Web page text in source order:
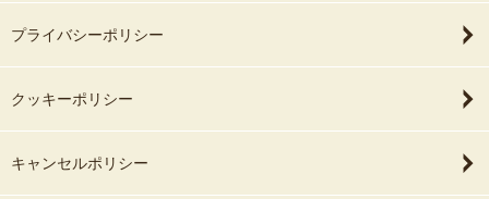
プライバシーポリシー
クッキーポリシー
キャンセルポリシー